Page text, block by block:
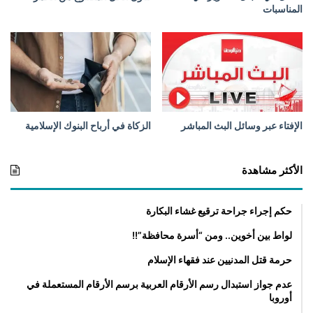
ب
ق
ل
ة
م
ن
ك
المناسبات
الإفتاء عبر وسائل البث المباشر الزكاة في أرباح البنوك الإسلامية
الأكثر مشاهدة
حكم إجراء جراحة ترقيع غشاء البكارة
لواط بين أخوين.. ومن “أسرة محافظة”!!
حرمة قتل المدنيين عند فقهاء الإسلام
عدم جواز استبدال رسم الأرقام العربية برسم الأرقام المستعملة في
أوروبا